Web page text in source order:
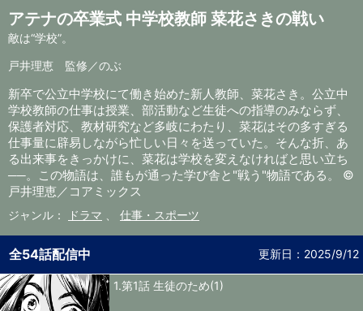
アテナの卒業式 中学校教師 菜花さきの戦い
敵は“学校”。
戸井理恵 監修／のぶ
新卒で公立中学校にて働き始めた新人教師、菜花さき。公立中
学校教師の仕事は授業、部活動など生徒への指導のみならず、
保護者対応、教材研究など多岐にわたり、菜花はその多すぎる
仕事量に辟易しながら忙しい日々を送っていた。そんな折、あ
る出来事をきっかけに、菜花は学校を変えなければと思い立ち
──。この物語は、誰もが通った学び舎と"戦う"物語である。 ©
戸井理恵／コアミックス
ジャンル： ドラマ 仕事・スポーツ
全54話配信中 更新日： 2025/9/12
1.第1話 生徒のため(1)